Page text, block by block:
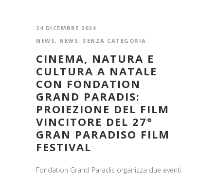
24 DICEMBRE 2024
NEWS, NEWS, SENZA CATEGORIA
CINEMA, NATURA E
CULTURA A NATALE
CON FONDATION
GRAND PARADIS:
PROIEZIONE DEL FILM
VINCITORE DEL 27°
GRAN PARADISO FILM
FESTIVAL
Fondation Grand Paradis organizza due eventi